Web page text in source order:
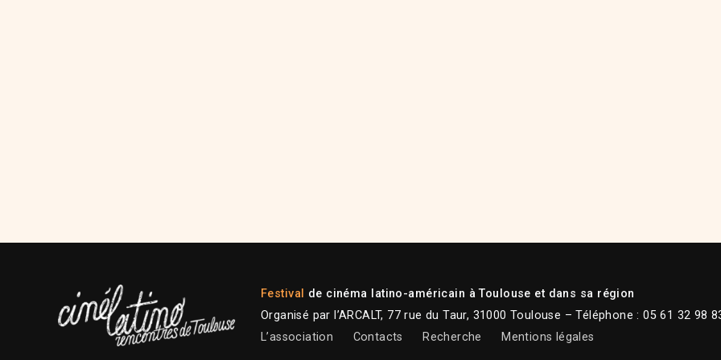
Festival de cinéma latino-américain à Toulouse et dans sa région
Organisé par l’ARCALT, 77 rue du Taur, 31000 Toulouse – Téléphone : 05 61 32 98
L’association
Contacts Recherche Mentions légales